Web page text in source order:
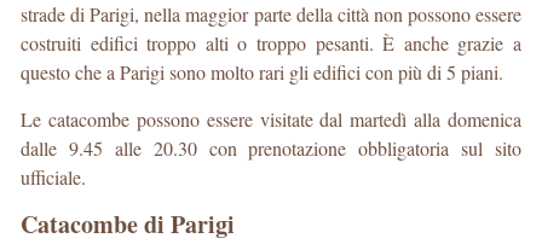
strade di Parigi, nella maggior parte della città non possono essere
costruiti edifici troppo alti o troppo pesanti. È anche grazie a
questo che a Parigi sono molto rari gli edifici con più di 5 piani.
Le catacombe possono essere visitate dal martedì alla domenica
dalle 9.45 alle 20.30 con prenotazione obbligatoria sul sito
ufficiale.
Catacombe di Parigi